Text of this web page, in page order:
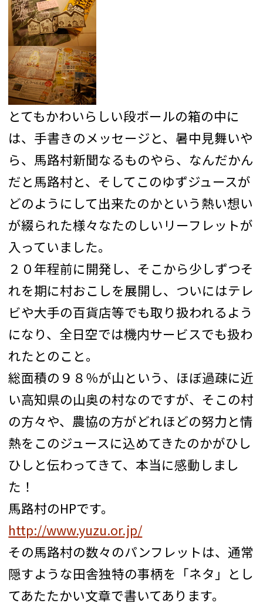
とてもかわいらしい段ボールの箱の中に
は、手書きのメッセージと、暑中見舞いや
ら、馬路村新聞なるものやら、なんだかん
だと馬路村と、そしてこのゆずジュースが
どのようにして出来たのかという熱い想い
が綴られた様々なたのしいリーフレットが
入っていました。
２０年程前に開発し、そこから少しずつそ
れを期に村おこしを展開し、ついにはテレ
ビや大手の百貨店等でも取り扱われるよう
になり、全日空では機内サービスでも扱わ
れたとのこと。
総面積の９８％が山という、ほぼ過疎に近
い高知県の山奥の村なのですが、そこの村
の方々や、農協の方がどれほどの努力と情
熱をこのジュースに込めてきたのかがひし
ひしと伝わってきて、本当に感動しまし
た！
馬路村のHPです。
http://www.yuzu.or.jp/
その馬路村の数々のパンフレットは、通常
隠すような田舎独特の事柄を「ネタ」とし
てあたたかい文章で書いてあります。